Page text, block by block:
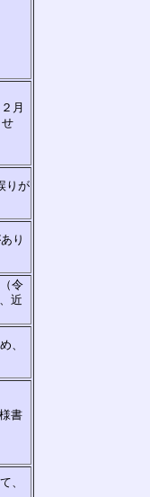
月
りが
り
令
近
、
書
、